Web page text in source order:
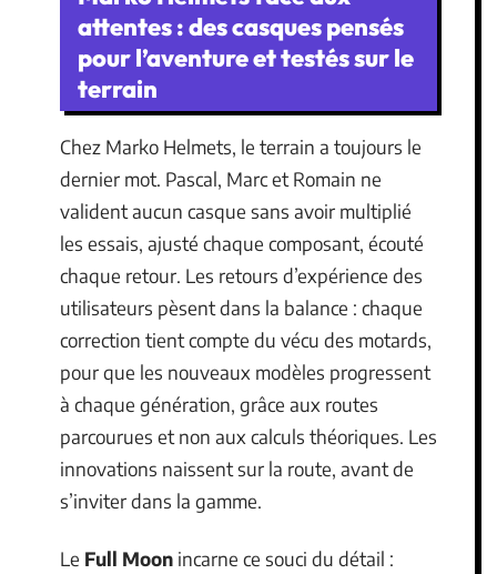
attentes : des casques pensés
pour l’aventure et testés sur le
terrain
Chez Marko Helmets, le terrain a toujours le
dernier mot. Pascal, Marc et Romain ne
valident aucun casque sans avoir multiplié
les essais, ajusté chaque composant, écouté
chaque retour. Les retours d’expérience des
utilisateurs pèsent dans la balance : chaque
correction tient compte du vécu des motards,
pour que les nouveaux modèles progressent
à chaque génération, grâce aux routes
parcourues et non aux calculs théoriques. Les
innovations naissent sur la route, avant de
s’inviter dans la gamme.
Le Full Moon incarne ce souci du détail :